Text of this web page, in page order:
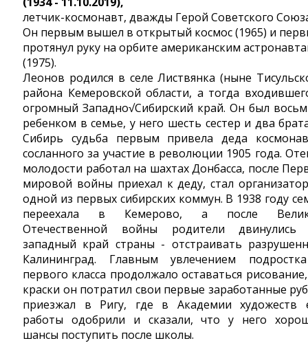
летчик-космонавт, дважды Герой Советского
Он первым вышел в открытый космос (1965) и
протянул руку на орбите американским
(1975).
Леонов родился в селе Листвянка (ныне
района Кемеровской области, а тогда
огромный Западно√Сибирский край. Он был
ребенком в семье, у него шесть сестер и два
Сибирь судьба первым привела деда
сосланного за участие в революции 1905 года.
молодости работал на шахтах Донбасса, после
мировой войны приехал к деду, стал
одной из первых сибирских коммун. В 1938 году
переехала в Кемерово, а после
Отечественной войны родители двинулись
западный край страны - отстраивать
Калининград. Главным увлечением
первого класса продолжало оставаться
краски он потратил свои первые заработанные
приезжал в Ригу, где в Академии художеств
работы одобрили и сказали, что у него
шансы поступить после школы.